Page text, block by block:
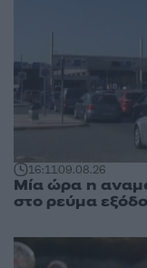
16:1109.08.26
Μία ώρα η
στο ρεύμα